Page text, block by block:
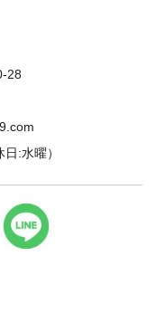
28
:水曜）